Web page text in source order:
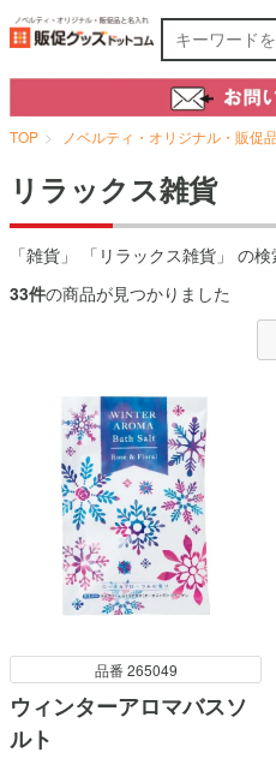
TOP ノベルティ・オリジナル・販促品
リラックス雑貨
「雑貨」 「リラックス雑貨」 の
33件の商品が見つかりました
品番 265049
ウィンターアロマバスソ
ルト